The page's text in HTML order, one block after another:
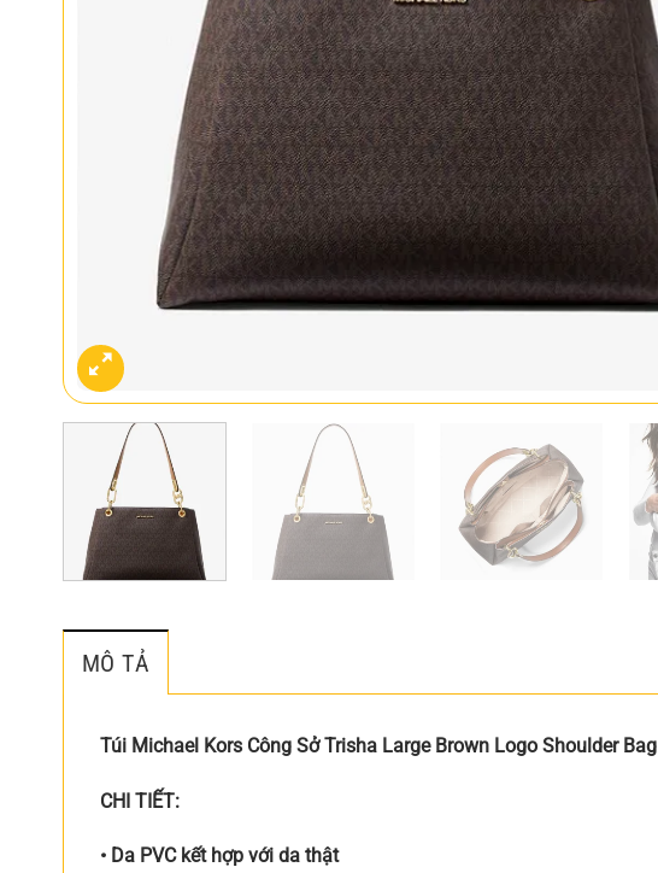
MÔ TẢ
Túi Michael Kors Công Sở Trisha Large Brown Logo Shoulder Bag
CHI TIẾT:
• Da PVC kết hợp với da thật